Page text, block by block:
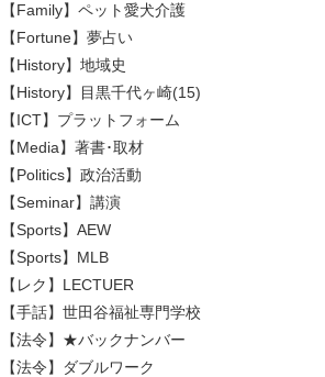
【Family】ペット愛犬介護
【Fortune】夢占い
【History】地域史
【History】目黒千代ヶ崎(15)
【ICT】プラットフォーム
【Media】著書･取材
【Politics】政治活動
【Seminar】講演
【Sports】AEW
【Sports】MLB
【レク】LECTUER
【手話】世田谷福祉専門学校
【法令】★バックナンバー
【法令】ダブルワーク